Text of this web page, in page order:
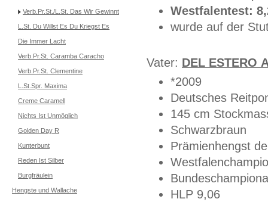
Westfalentest:
wurde auf der
Vater: DEL ESTERO
*2009
Deutsches
145 cm
Schwarzbraun
Prämienhengst
HLP 9,06
Verb.Pr.St./L.St. Das Wir Gewinnt
L.St. Du Willst Es Du Kriegst Es
Die Immer Lacht
Verb.Pr.St. Caramba Caracho
Verb.Pr.St. Clementine
L.St.Spr. Maxima
Creme Caramell
Nichts Ist Unmöglich
Golden Day R
Kunterbunt
Reden Ist Silber
Burgfräulein
Hengste und Wallache